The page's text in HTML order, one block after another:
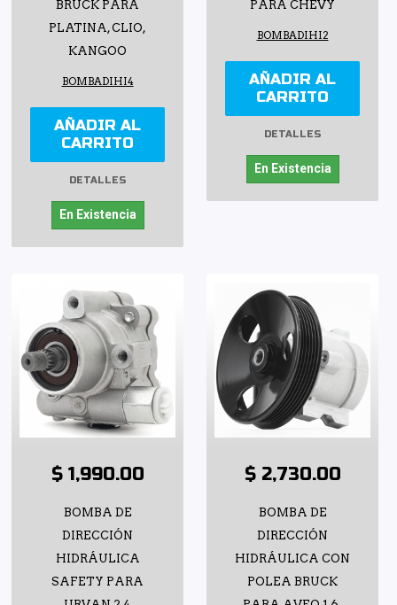
BRUCK PARA
PLATINA, CLIO,
KANGOO
BOMBADIHI4
AÑADIR AL
CARRITO
DETALLES
En Existencia
PARA CHEVY
BOMBADIHI2
AÑADIR AL
CARRITO
DETALLES
En Existencia
$ 1,990.00
BOMBA DE
DIRECCIÓN
HIDRÁULICA
SAFETY PARA
$ 2,730.00
BOMBA DE
DIRECCIÓN
HIDRÁULICA CON
POLEA BRUCK